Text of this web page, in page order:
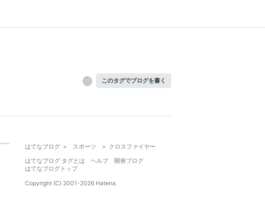
このタグでブログを書く
はてなブログ > スポーツ > クロスファイヤー
はてなブログ タグとは
ヘルプ
開発ブログ
はてなブログトップ
Copyright (C) 2001-2026 Hatena.